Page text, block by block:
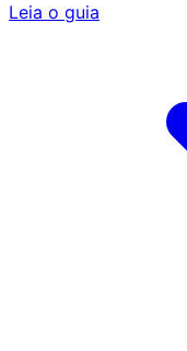
Leia o guia